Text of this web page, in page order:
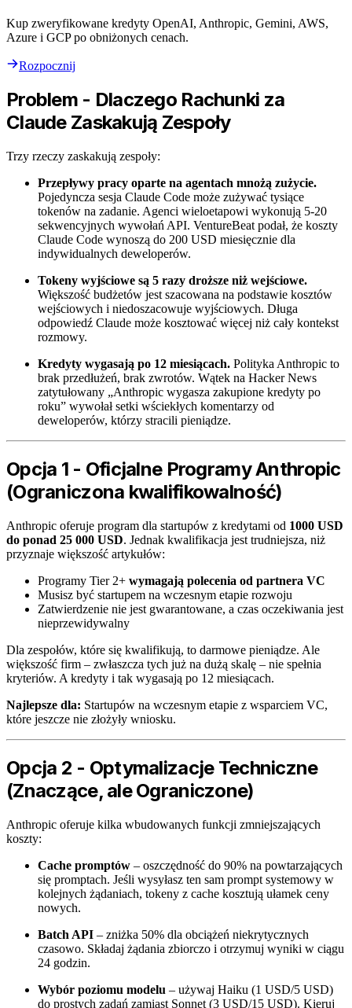
Kup zweryfikowane kredyty OpenAI, Anthropic, Gemini, AWS,
Azure i GCP po obniżonych cenach.
Rozpocznij
Problem - Dlaczego Rachunki za
Claude Zaskakują Zespoły
Trzy rzeczy zaskakują zespoły:
Przepływy pracy oparte na agentach mnożą zużycie.
Pojedyncza sesja Claude Code może zużywać tysiące
tokenów na zadanie. Agenci wieloetapowi wykonują 5-20
sekwencyjnych wywołań API. VentureBeat podał, że koszty
Claude Code wynoszą do 200 USD miesięcznie dla
indywidualnych deweloperów.
Tokeny wyjściowe są 5 razy droższe niż wejściowe.
Większość budżetów jest szacowana na podstawie kosztów
wejściowych i niedoszacowuje wyjściowych. Długa
odpowiedź Claude może kosztować więcej niż cały kontekst
rozmowy.
Kredyty wygasają po 12 miesiącach. Polityka Anthropic to
brak przedłużeń, brak zwrotów. Wątek na Hacker News
zatytułowany „Anthropic wygasza zakupione kredyty po
roku” wywołał setki wściekłych komentarzy od
deweloperów, którzy stracili pieniądze.
Opcja 1 - Oficjalne Programy Anthropic
(Ograniczona kwalifikowalność)
Anthropic oferuje program dla startupów z kredytami od 1000 USD
do ponad 25 000 USD. Jednak kwalifikacja jest trudniejsza, niż
przyznaje większość artykułów:
Programy Tier 2+ wymagają polecenia od partnera VC
Musisz być startupem na wczesnym etapie rozwoju
Zatwierdzenie nie jest gwarantowane, a czas oczekiwania jest
nieprzewidywalny
Dla zespołów, które się kwalifikują, to darmowe pieniądze. Ale
większość firm – zwłaszcza tych już na dużą skalę – nie spełnia
kryteriów. A kredyty i tak wygasają po 12 miesiącach.
Najlepsze dla: Startupów na wczesnym etapie z wsparciem VC,
które jeszcze nie złożyły wniosku.
Opcja 2 - Optymalizacje Techniczne
(Znaczące, ale Ograniczone)
Anthropic oferuje kilka wbudowanych funkcji zmniejszających
koszty:
Cache promptów – oszczędność do 90% na powtarzających
się promptach. Jeśli wysyłasz ten sam prompt systemowy w
kolejnych żądaniach, tokeny z cache kosztują ułamek ceny
nowych.
Batch API – zniżka 50% dla obciążeń niekrytycznych
czasowo. Składaj żądania zbiorczo i otrzymuj wyniki w ciągu
24 godzin.
Wybór poziomu modelu – używaj Haiku (1 USD/5 USD)
do prostych zadań zamiast Sonnet (3 USD/15 USD). Kieruj